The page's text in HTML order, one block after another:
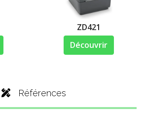
ZD421
Découvrir
Références